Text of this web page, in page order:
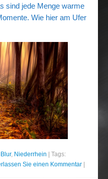
sind jede Menge warme
Wie hier am Ufer
, Niederrhein
Tags:
Sie einen Kommentar